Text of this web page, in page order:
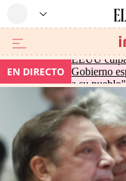
EN DIRECTO
EEUU
Gobierno
a su pueblo"